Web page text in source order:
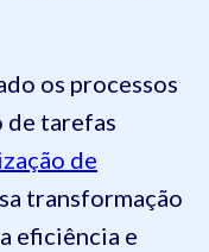
os processos
de tarefas
de
transformação
eficiência e